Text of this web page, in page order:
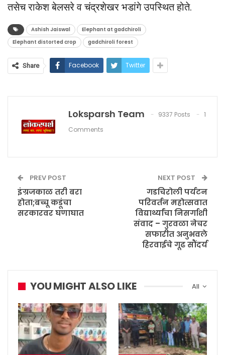
तसेच राकेश बेलसरे व चंद्रशेखर भडांगे उपस्थित होते.
Ashish Jaiswal
Elephant at gadchiroli
Elephant distorted crop
gadchiroli forest
Share Facebook Twitter
Loksparsh Team 9337 Posts
1
Comments
PREV POST
इंग्रजकाळ तरी बरा
होता;बच्चू कडूंचा
सरकारवर घणाघात
NEXT POST
गडचिरोली पर्यटन
परिवर्तन महोत्सवात
विद्यार्थ्यांचा निसर्गाशी
संवाद – गुरवळा नेचर
सफारीत अनुभवले
हिरवाईचे गूढ सौंदर्य
All
YOU MIGHT ALSO LIKE